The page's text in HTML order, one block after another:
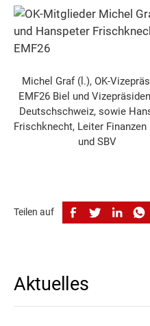
Michel Graf (l.), OK-
EMF26 Biel und
Deutschschweiz, sowie
Frischknecht, Leiter Finanzen
und SBV
Teilen auf
Aktuelles